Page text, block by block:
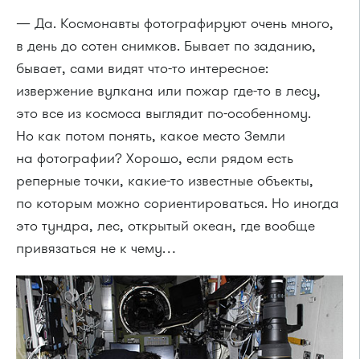
— Да. Космонавты фотографируют очень много,
в день до сотен снимков. Бывает по заданию,
бывает, сами видят что-то интересное:
извержение вулкана или пожар где-то в лесу,
это все из космоса выглядит по-особенному.
Но как потом понять, какое место Земли
на фотографии? Хорошо, если рядом есть
реперные точки, какие-то известные объекты,
по которым можно сориентироваться. Но иногда
это тундра, лес, открытый океан, где вообще
привязаться не к чему…